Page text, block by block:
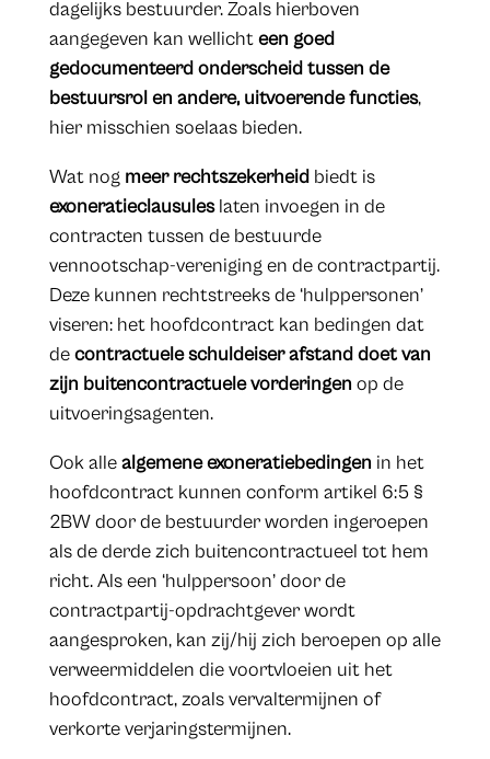
dagelijks bestuurder. Zoals hierboven
aangegeven kan wellichteen goed
gedocumenteerd onderscheid tussen de
bestuursrol en andere, uitvoerende functies,
hier misschien soelaas bieden.
Wat nog meer rechtszekerheid biedt is
exoneratieclausuleslaten invoegen in de
contracten tussen de bestuurde
vennootschap-vereniging en de contractpartij.
Deze kunnen rechtstreeks de ‘hulppersonen’
viseren: het hoofdcontract kan bedingen dat
decontractuele schuldeiser afstand doet van
zijn buitencontractuele vorderingen op de
uitvoeringsagenten.
Ook allealgemene exoneratiebedingen in het
hoofdcontract kunnen conform artikel 6:5 §
2BW door de bestuurder worden ingeroepen
als de derde zich buitencontractueel tot hem
richt. Als een ‘hulppersoon’ door de
contractpartij-opdrachtgever wordt
aangesproken, kan zij/hij zich beroepen op alle
verweermiddelen die voortvloeien uit het
hoofdcontract, zoals vervaltermijnen of
verkorte verjaringstermijnen.